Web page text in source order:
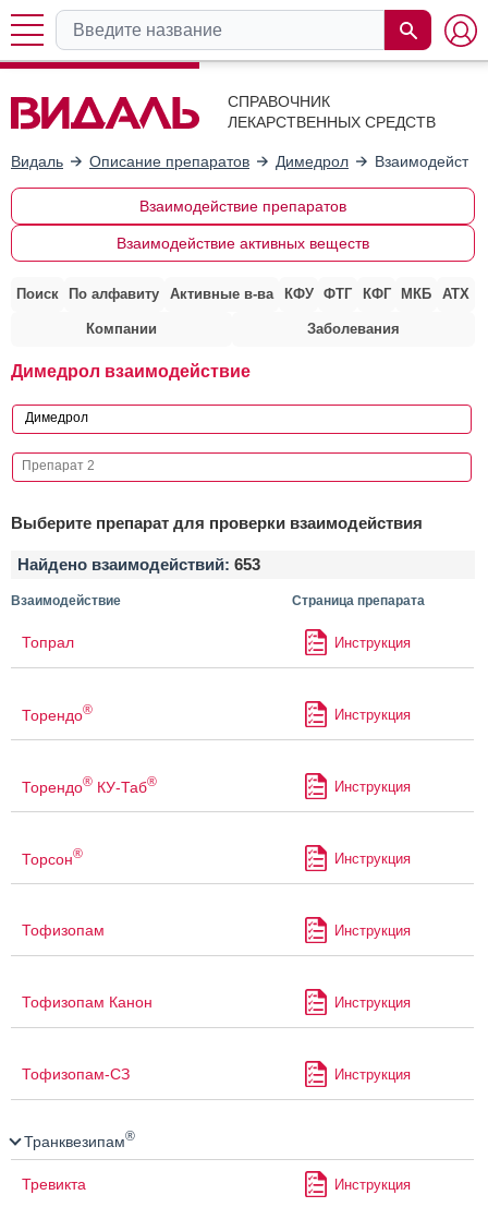
СПРАВОЧНИК
ЛЕКАРСТВЕННЫХ СРЕДСТВ
Видаль Описание препаратов Димедрол
Взаимодействие препаратов
Взаимодействие активных веществ
Поиск По алфавиту Активные в-ва КФУ ФТГ КФГ МКБ АТХ
Компании Заболевания
Димедрол взаимодействие
Выберите препарат для проверки взаимодействия
Найдено взаимодействий: 653
Взаимодействие Страница препарата
Топрал Инструкция
Торендо® Инструкция
Торендо® КУ-Таб® Инструкция
Торсон® Инструкция
Тофизопам Инструкция
Тофизопам Канон Инструкция
Тофизопам-СЗ Инструкция
Транквезипам®
Тревикта Инструкция